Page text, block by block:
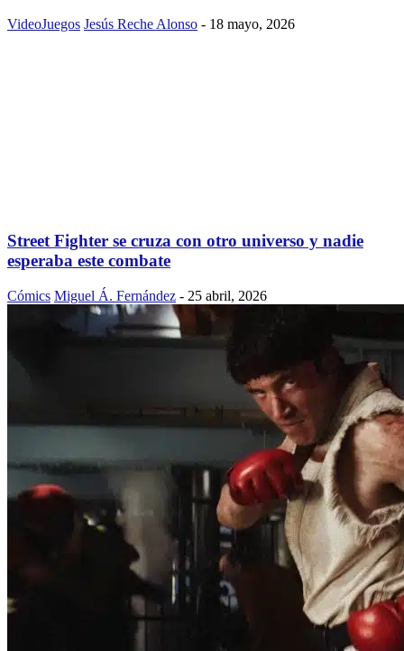
VideoJuegos Jesús Reche Alonso - 18 mayo, 2026
Street Fighter se cruza con otro universo y nadie
esperaba este combate
Cómics Miguel Á. Fernández - 25 abril, 2026